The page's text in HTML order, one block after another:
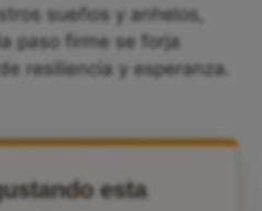
sueños y anhelos,
paso firme se forja
resiliencia y esperanza.
esta